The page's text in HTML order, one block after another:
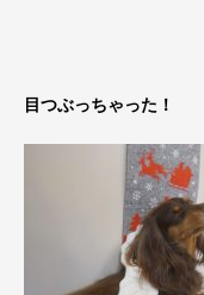
目つぶっちゃった！